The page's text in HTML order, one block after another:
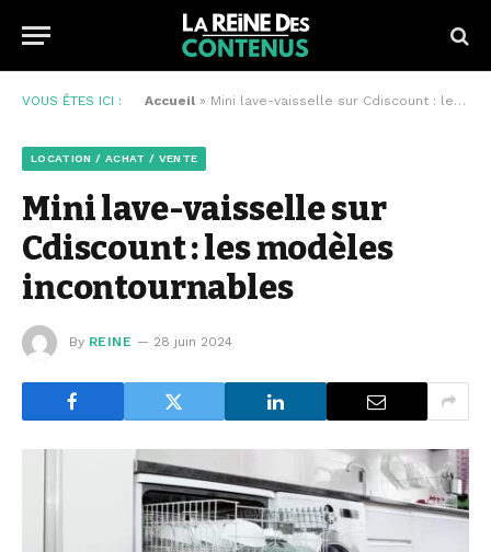
VOUS ÊTES ICI : Accueil » Mini lave-vaisselle sur Cdiscount : les modèles incontournables
LOCATION / ACHAT / VENTE
Mini lave-vaisselle sur
Cdiscount : les modèles
incontournables
By REINE 28 juin 2024